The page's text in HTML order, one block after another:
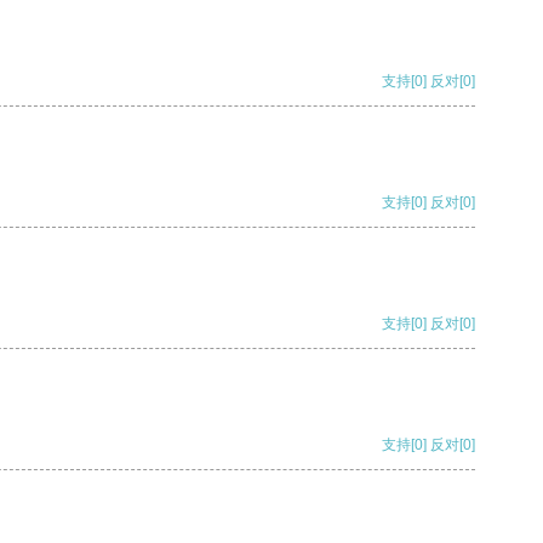
支持[0] 反对[0]
支持[0] 反对[0]
支持[0] 反对[0]
支持[0] 反对[0]